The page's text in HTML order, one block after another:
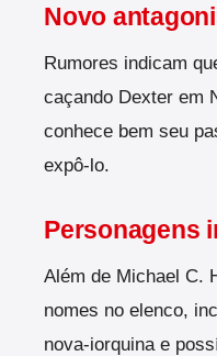
Novo
Rumores indicam
caçando Dexter em
conhece bem seu
expô-lo.
Personagens
Além de Michael C.
nomes no elenco,
nova-iorquina e